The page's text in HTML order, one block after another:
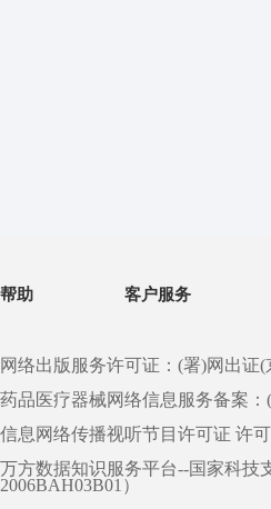
帮助 客户服务
网络出版服务许可证：(署)网出证(
药品医疗器械网络信息服务备案：
信息网络传播视听节目许可证 许
万方数据知识服务平台--国家科技
2006BAH03B01）